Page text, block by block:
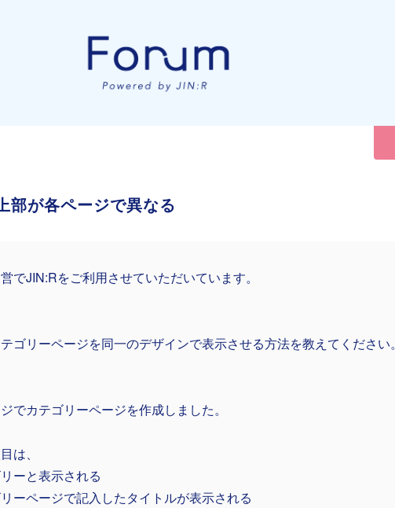
部が各ページで異なる
でJIN:Rをご利用させていただいています。
ゴリーページを同一のデザインで表示させる方法を教えてください。
でカテゴリーページを作成しました。
は、
ーと表示される
リーページで記入したタイトルが表示される